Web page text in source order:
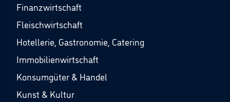
Finanzwirtschaft
Fleischwirtschaft
Hotellerie, Gastronomie, Catering
Immobilienwirtschaft
Konsumgüter & Handel
Kunst & Kultur